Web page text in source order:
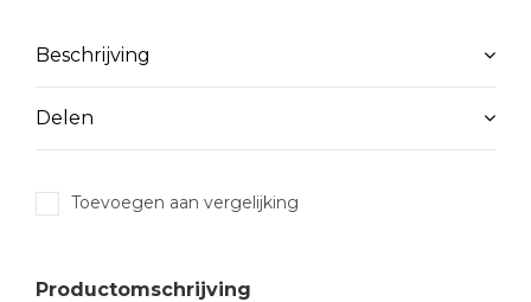
Beschrijving
Delen
Toevoegen aan vergelijking
Productomschrijving